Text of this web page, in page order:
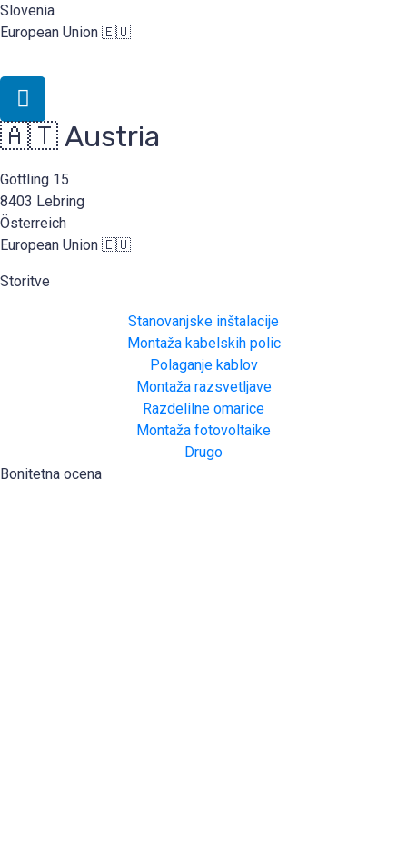
Slovenia
European Union 🇪🇺
🇦🇹 Austria
Göttling 15
8403 Lebring
Österreich
European Union 🇪🇺
Storitve
Stanovanjske inštalacije
Montaža kabelskih polic
Polaganje kablov
Montaža razsvetljave
Razdelilne omarice
Montaža fotovoltaike
Drugo
Bonitetna ocena